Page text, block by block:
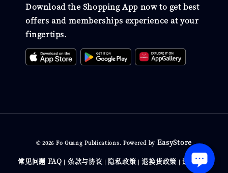
Download the Shopping App now to get best
offers and memberships experience at your
fingertips.
© 2026 Fo Guang Publications. Powered by EasyStore
常见问题 FAQ | 条款与协议 | 隐私政策 |退换货政策 |送货政策